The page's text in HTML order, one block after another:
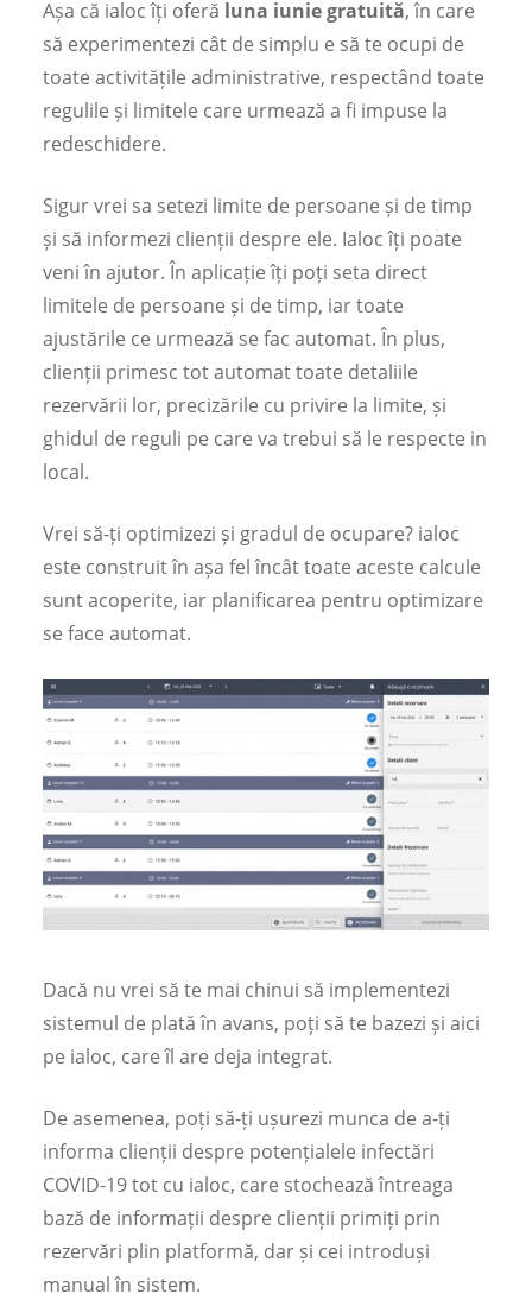
Așa că ialoc îți oferă luna iunie gratuită, în care
să experimentezi cât de simplu e să te ocupi de
toate activitățile administrative, respectând toate
regulile și limitele care urmează a fi impuse la
redeschidere.
Sigur vrei sa setezi limite de persoane și de timp
și să informezi clienții despre ele. Ialoc îți poate
veni în ajutor. În aplicație îți poți seta direct
limitele de persoane și de timp, iar toate
ajustările ce urmează se fac automat. În plus,
clienții primesc tot automat toate detaliile
rezervării lor, precizările cu privire la limite, și
ghidul de reguli pe care va trebui să le respecte in
local.
Vrei să-ți optimizezi și gradul de ocupare? ialoc
este construit în așa fel încât toate aceste calcule
sunt acoperite, iar planificarea pentru optimizare
se face automat.
Dacă nu vrei să te mai chinui să implementezi
sistemul de plată în avans, poți să te bazezi și aici
pe ialoc, care îl are deja integrat.
De asemenea, poți să-ți ușurezi munca de a-ți
informa clienții despre potențialele infectări
COVID-19 tot cu ialoc, care stochează întreaga
bază de informații despre clienții primiți prin
rezervări plin platformă, dar și cei introduși
manual în sistem.